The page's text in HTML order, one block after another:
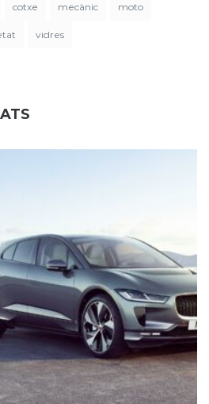
cotxe mecànic moto
vidres